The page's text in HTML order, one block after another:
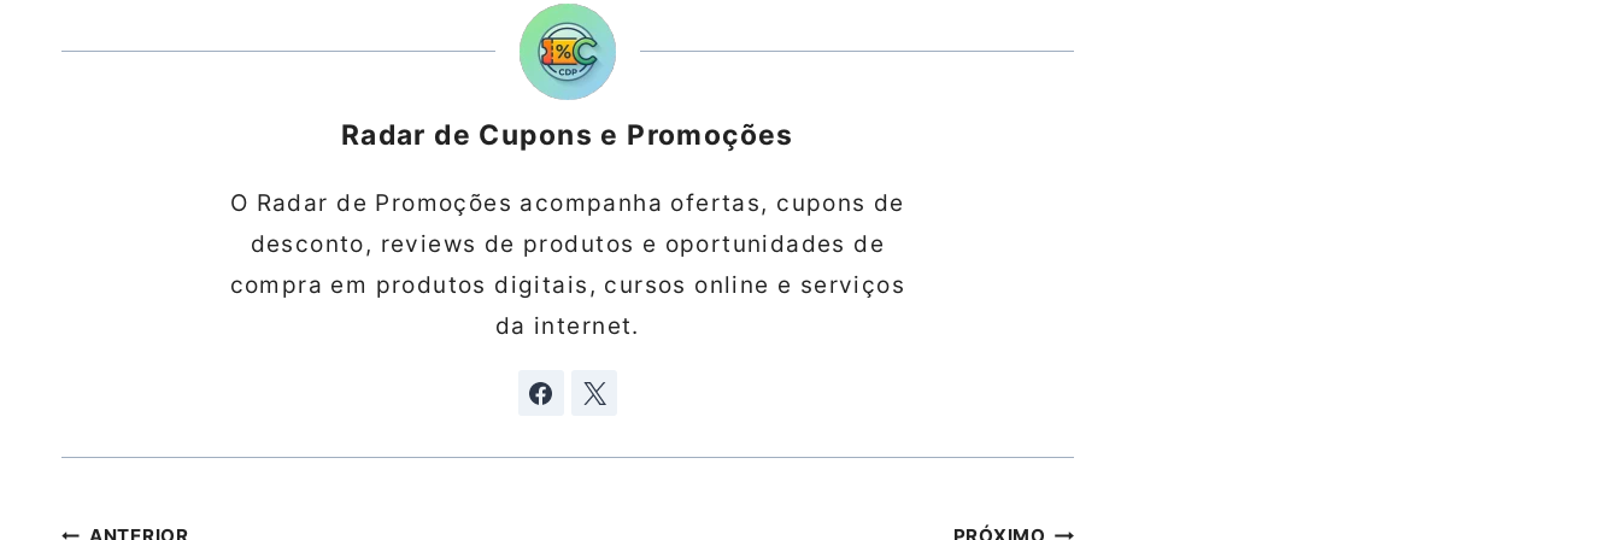
Radar de Cupons e Promoções
O Radar de Promoções acompanha ofertas, cupons de
desconto, reviews de produtos e oportunidades de
compra em produtos digitais, cursos online e serviços
da internet.
Navegação